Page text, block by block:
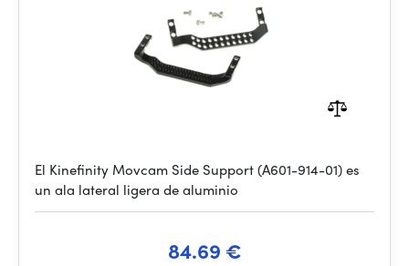
El Kinefinity Movcam Side Support (A601-914-01) es
un ala lateral ligera de aluminio
84.69 €